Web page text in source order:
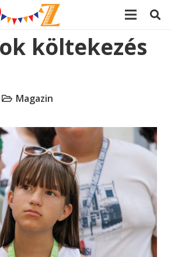
költekezés
Magazin
modal-check